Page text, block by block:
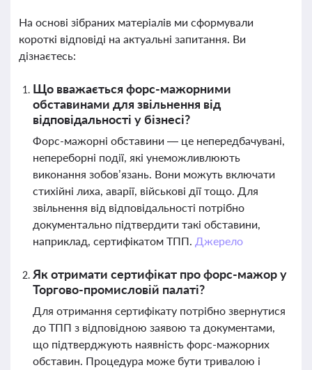
На основі зібраних матеріалів ми сформували
короткі відповіді на актуальні запитання. Ви
дізнаєтесь:
Що вважається форс-мажорними
обставинами для звільнення від
відповідальності у бізнесі?
Форс-мажорні обставини — це непередбачувані,
непереборні події, які унеможливлюють
виконання зобов’язань. Вони можуть включати
стихійні лиха, аварії, військові дії тощо. Для
звільнення від відповідальності потрібно
документально підтвердити такі обставини,
наприклад, сертифікатом ТПП. Джерело
Як отримати сертифікат про форс-мажор у
Торгово-промисловій палаті?
Для отримання сертифікату потрібно звернутися
до ТПП з відповідною заявою та документами,
що підтверджують наявність форс-мажорних
обставин. Процедура може бути тривалою і